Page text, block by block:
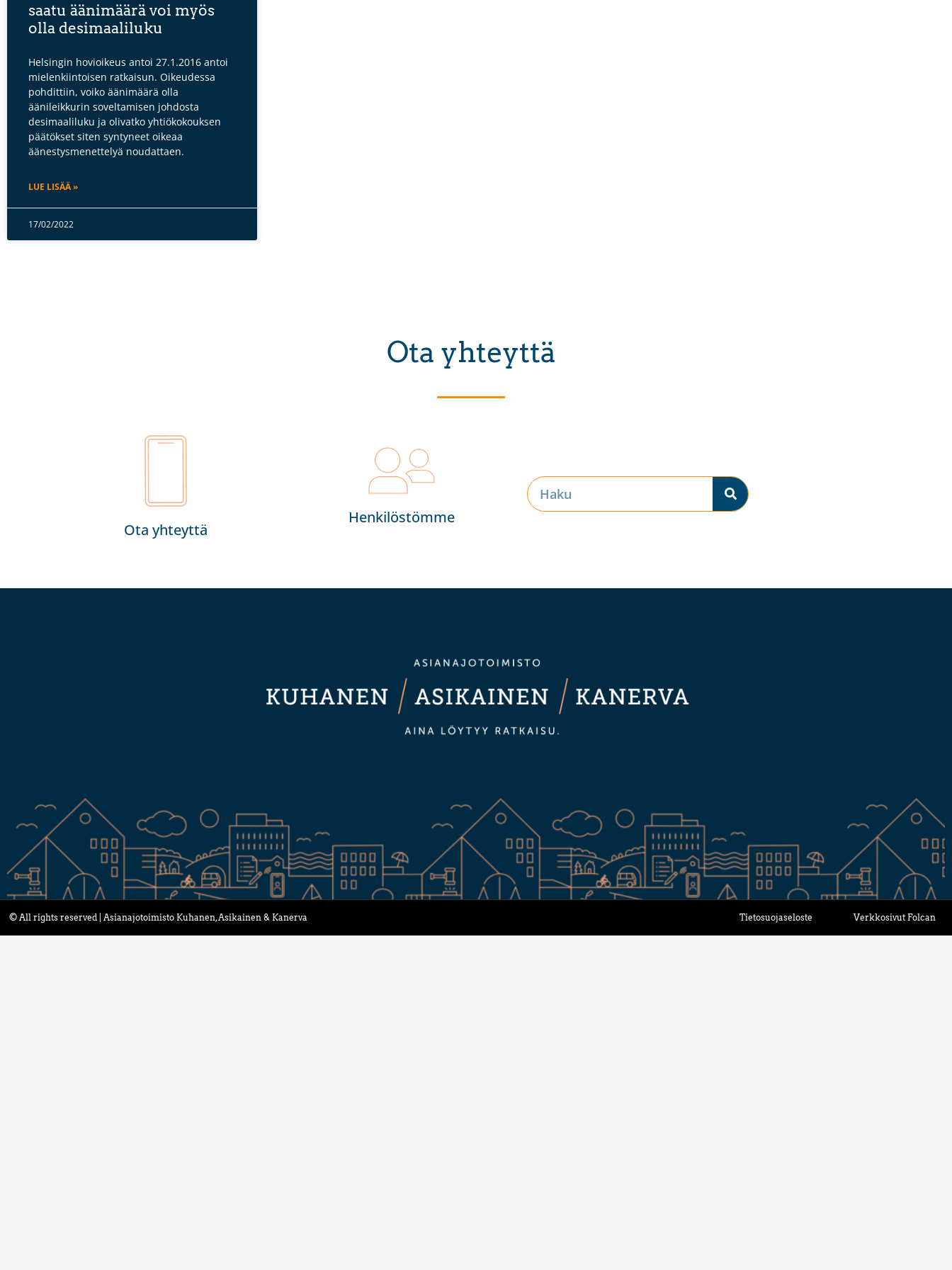
saatu äänimäärä voi myös
olla desimaaliluku
Helsingin hovioikeus antoi 27.1.2016 antoi
mielenkiintoisen ratkaisun. Oikeudessa
pohdittiin, voiko äänimäärä olla
äänileikkurin soveltamisen johdosta
desimaaliluku ja olivatko yhtiökokouksen
päätökset siten syntyneet oikeaa
äänestysmenettelyä noudattaen.
LUE LISÄÄ »
17/02/2022
Ota yhteyttä
Ota yhteyttä
Henkilöstömme
© All rights reserved | Asianajotoimisto Kuhanen, Asikainen & Kanerva Tietosuojaseloste Verkkosivut Folcan